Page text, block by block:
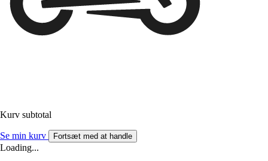
Kurv subtotal
Se min kurv Fortsæt med at handle
Loading...